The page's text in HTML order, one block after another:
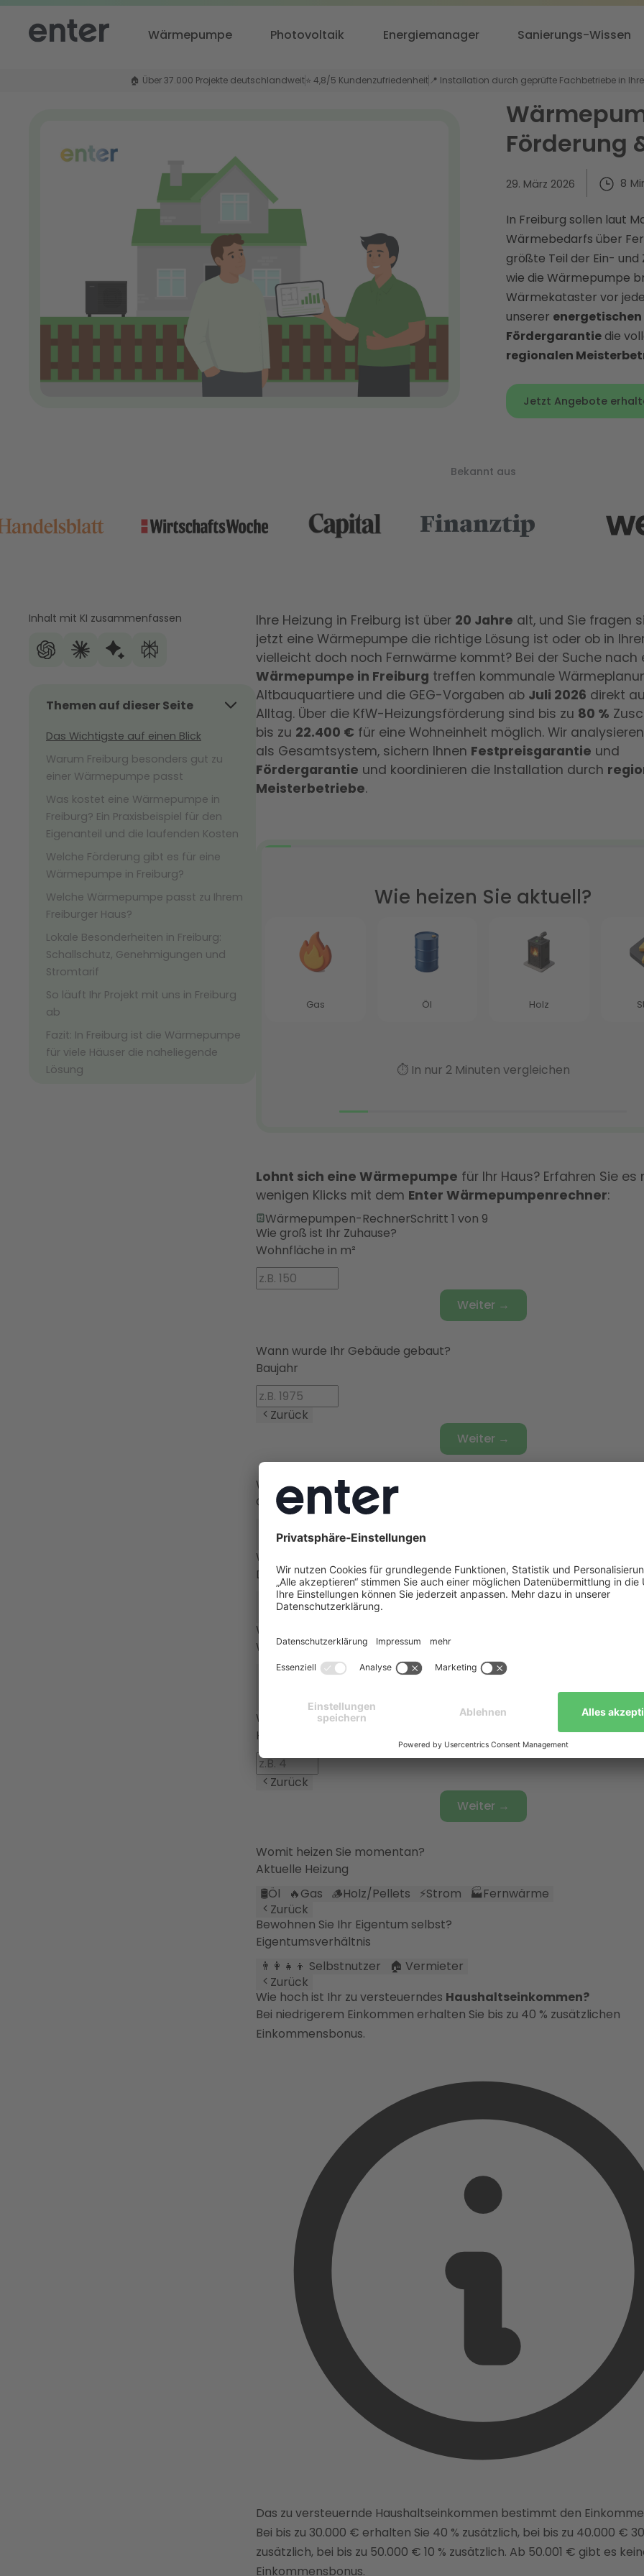
Wärmepumpe Photovoltaik Energiemanager Sanierungs-Wissen
🏠 Über 37.000 Projekte deutschlandweit⭐ 4,8/5 Kundenzufriedenheit 📍 Installation durch geprüfte Fachbetriebe in
Förderung
29. März 2026 8
In Freiburg sollen laut
Wärmebedarfs über
größte Teil der Ein-
wie die Wärmepumpe
Wärmekataster vor
unserer
Fördergarantie die
regionalen
Jetzt Angebote
Bekannt aus
Inhalt mit KI zusammenfassen
Themen auf dieser Seite
Das Wichtigste auf einen Blick
Warum Freiburg besonders gut zu
einer Wärmepumpe passt
Was kostet eine Wärmepumpe in
Freiburg? Ein Praxisbeispiel für den
Eigenanteil und die laufenden Kosten
Welche Förderung gibt es für eine
Wärmepumpe in Freiburg?
Welche Wärmepumpe passt zu Ihrem
Freiburger Haus?
Lokale Besonderheiten in Freiburg:
Schallschutz, Genehmigungen und
Stromtarif
So läuft Ihr Projekt mit uns in Freiburg
ab
Fazit: In Freiburg ist die Wärmepumpe
für viele Häuser die naheliegende
Lösung
Ihre Heizung in Freiburg ist über 20 Jahre alt, und Sie fragen
jetzt eine Wärmepumpe die richtige Lösung ist oder ob in
vielleicht doch noch Fernwärme kommt? Bei der Suche nach
Wärmepumpe in Freiburg treffen kommunale
Altbauquartiere und die GEG-Vorgaben ab Juli 2026 direkt
Alltag. Über die KfW-Heizungsförderung sind bis zu 80 %
bis zu 22.400 € für eine Wohneinheit möglich. Wir
als Gesamtsystem, sichern Ihnen Festpreisgarantie und
Fördergarantie und koordinieren die Installation durch
Meisterbetriebe.
Lohnt sich eine Wärmepumpe für Ihr Haus? Erfahren Sie es
wenigen Klicks mit dem Enter Wärmepumpenrechner:
Wärmepumpen-RechnerSchritt 1 von 9
Wie groß ist Ihr Zuhause?
Wohnfläche in m²
Weiter →
Wann wurde Ihr Gebäude gebaut?
Baujahr
Zurück
Weiter →
Welchen Gebäudetyp haben Sie?
Gebäudeart
Zurück
Wie gut ist Ihr Gebäude gedämmt?
Dämmstandard
Ungedämmt 🔧 Teilsaniert ✅Vollsaniert 🏗️Neubaustandard
Zurück
Wie werden die Räume beheizt?
Wärmeverteilsystem
Heizkörper 🌡️ Fußbodenheizung 🔀Fußbodenheizung &
Wie viele Personen leben in Ihrem Haushalt?
Haushaltsgröße
Zurück
Weiter →
Womit heizen Sie momentan?
Aktuelle Heizung
🛢️Öl 🔥Gas 🪵Holz/Pellets ⚡Strom 🏭Fernwärme
Zurück
Bewohnen Sie Ihr Eigentum selbst?
Eigentumsverhältnis
👨‍👩‍👧‍👦 Selbstnutzer
🏠 Vermieter
Zurück
Wie hoch ist Ihr zu versteuerndes Haushaltseinkommen?
Bei niedrigerem Einkommen erhalten Sie bis zu 40 % zusätzlichen
Einkommensbonus.
Das zu versteuernde Haushaltseinkommen bestimmt den
Bei bis zu 30.000 € erhalten Sie 40 % zusätzlich, bei bis zu 40.000 €
zusätzlich, bei bis zu 50.000 € 10 % zusätzlich. Ab 50.001 € gibt es
Einkommensbonus.